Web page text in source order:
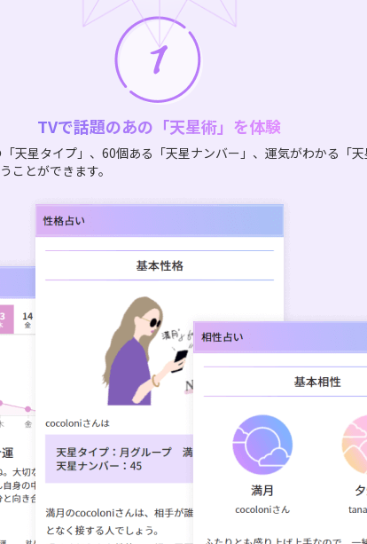
TVで話題のあの「天星術」を体験
天星タイプ」、60個ある「天星ナンバー」、運気がわかる「
ことができます。